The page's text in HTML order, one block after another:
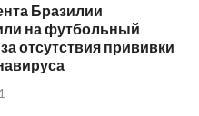
Бразилии
на футбольный
отсутствия прививки